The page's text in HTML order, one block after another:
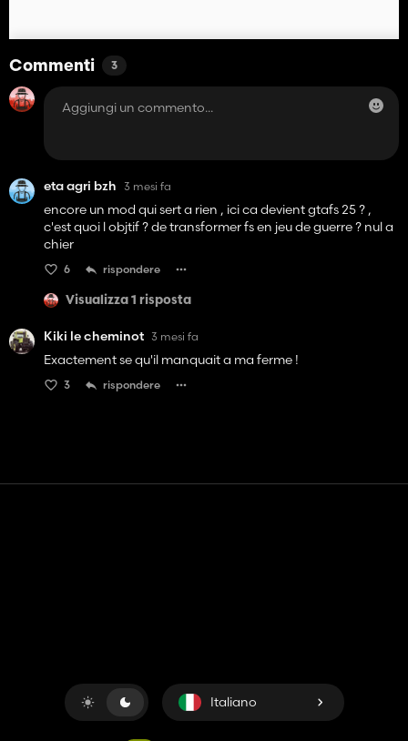
Commenti 3
eta agri bzh 3 mesi fa
encore un mod qui sert a rien , ici ca devient gtafs 25 ? ,
c'est quoi l objtif ? de transformer fs en jeu de guerre ? nul a
chier
6 rispondere
Visualizza 1 risposta
Kiki le cheminot 3 mesi fa
Exactement se qu'il manquait a ma ferme !
3 rispondere
Italiano